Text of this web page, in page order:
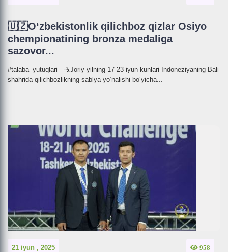
🇺🇿O‘zbekistonlik qilichboz qizlar Osiyo
chempionatining bronza medaliga
sazovor...
#talaba_yutuqlari 🤺Joriy yilning 17-23 iyun kunlari Indoneziyaning Bali
shahrida qilichbozlikning sablya yo‘nalishi bo‘yicha...
21 iyun , 2025 958